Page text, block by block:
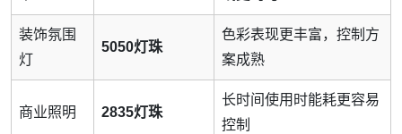
装饰氛围
灯
5050灯珠
色彩表现更丰富，控制方
案成熟
商业照明 2835灯珠
长时间使用时能耗更容易
控制